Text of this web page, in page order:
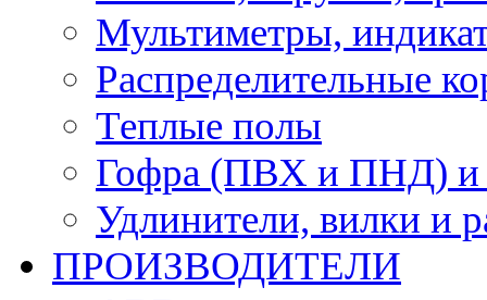
Мультиметры,
Распределительные
Теплые полы
Гофра (ПВХ и ПНД) и
Удлинители, вилки и
ПРОИЗВОДИТЕЛИ